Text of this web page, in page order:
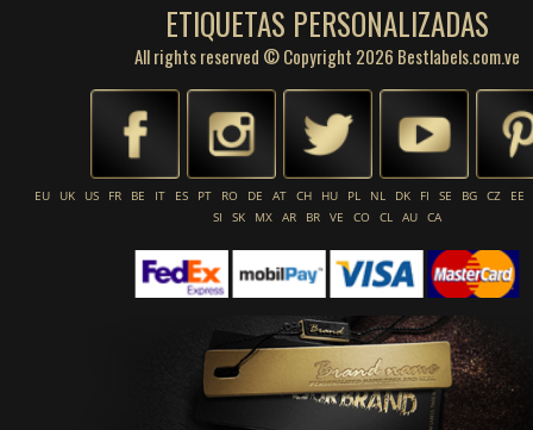
ETIQUETAS PERSONALIZADAS
All rights reserved © Copyright 2026 Bestlabels.com.ve
EU UK US FR BE IT ES PT RO DE AT CH HU PL NL DK FI SE BG CZ
EE
SI
SK MX AR BR VE CO CL AU CA